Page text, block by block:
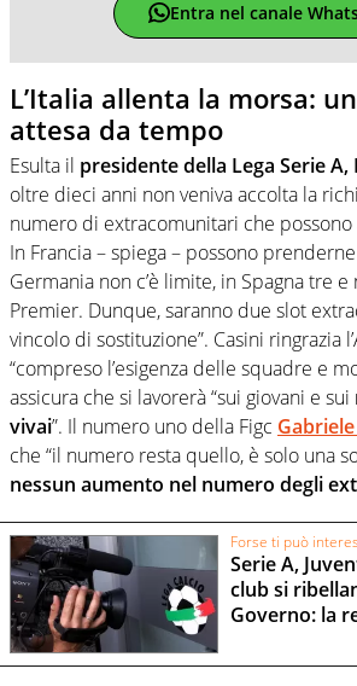
Entra nel canale
L’Italia allenta la morsa:
attesa da tempo
Esulta il presidente della Lega Serie A,
oltre dieci anni non veniva accolta la
numero di extracomunitari che possono
In Francia – spiega – possono
Germania non c’è limite, in Spagna tre
Premier. Dunque, saranno due slot
vincolo di sostituzione”. Casini ringrazia
“compreso l’esigenza delle squadre e
assicura che si lavorerà “sui giovani e sui
vivai”. Il numero uno della Figc
che “il numero resta quello, è solo una
nessun aumento nel numero degli
Forse ti può
Serie A,
club si
Governo: la